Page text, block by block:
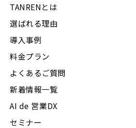
TANRENとは
選ばれる理由
導入事例
料金プラン
よくあるご質問
新着情報一覧
AI de 営業DX
セミナー